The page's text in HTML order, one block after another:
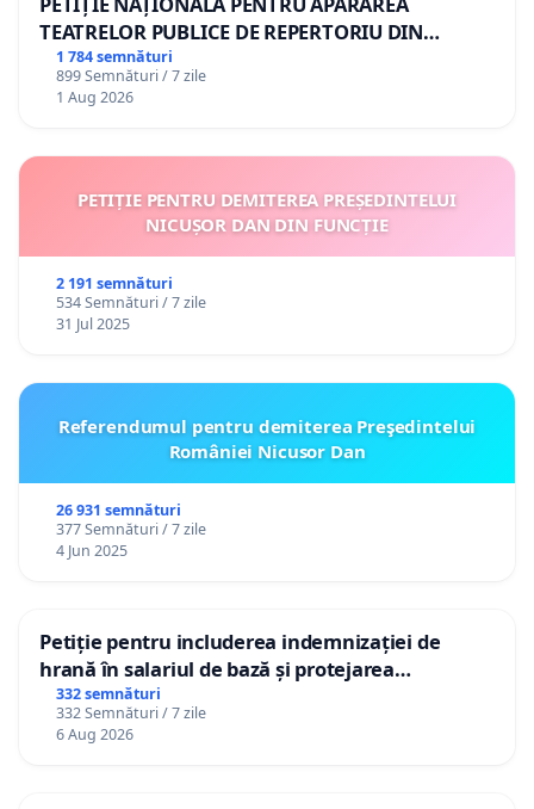
TEATRELOR PUBLICE DE REPERTORIU DIN
ROMÂNIA
1 784 semnături
899 Semnături / 7 zile
1 Aug 2026
PETIȚIE PENTRU DEMITEREA PREȘEDINTELUI
NICUȘOR DAN DIN FUNCȚIE
2 191 semnături
534 Semnături / 7 zile
31 Jul 2025
Referendumul pentru demiterea Preşedintelui
României Nicusor Dan
26 931 semnături
377 Semnături / 7 zile
4 Jun 2025
Petiție pentru includerea indemnizației de
hrană în salariul de bază și protejarea
gradațiilor de vechime pentru asistenții
personali
332 semnături
332 Semnături / 7 zile
6 Aug 2026